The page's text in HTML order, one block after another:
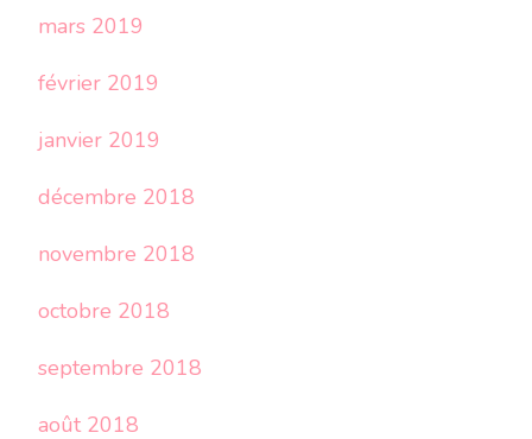
mars 2019
février 2019
janvier 2019
décembre 2018
novembre 2018
octobre 2018
septembre 2018
août 2018